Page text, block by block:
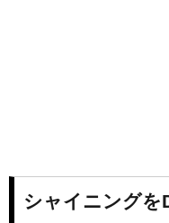
シャイニングを